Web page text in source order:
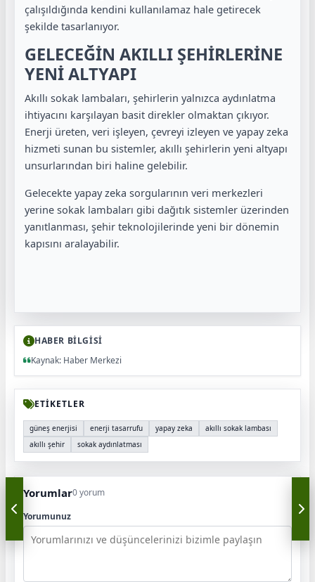
çalışıldığında kendini kullanılamaz hale getirecek
şekilde tasarlanıyor.
GELECEĞİN AKILLI ŞEHİRLERİNE
YENİ ALTYAPI
Akıllı sokak lambaları, şehirlerin yalnızca aydınlatma
ihtiyacını karşılayan basit direkler olmaktan çıkıyor.
Enerji üreten, veri işleyen, çevreyi izleyen ve yapay zeka
hizmeti sunan bu sistemler, akıllı şehirlerin yeni altyapı
unsurlarından biri haline gelebilir.
Gelecekte yapay zeka sorgularının veri merkezleri
yerine sokak lambaları gibi dağıtık sistemler üzerinden
yanıtlanması, şehir teknolojilerinde yeni bir dönemin
kapısını aralayabilir.
HABER BİLGİSİ
Kaynak: Haber Merkezi
ETİKETLER
güneş enerjisi enerji tasarrufu yapay zeka
akıllı sokak lambası
akıllı şehir
sokak aydınlatması
Yorumlar0 yorum
Yorumunuz